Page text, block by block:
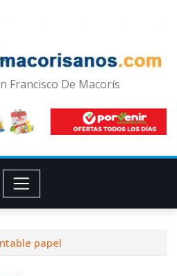
Francisco De Macorís
papel